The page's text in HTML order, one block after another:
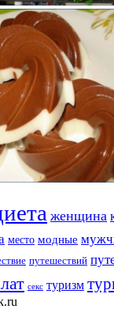
женщина
место модные
путешествий
секс туризм